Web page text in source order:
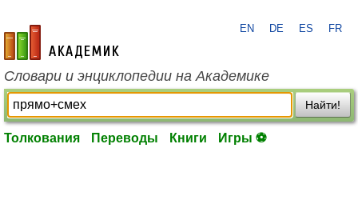
academic.ru
EN DE ES FR
Словари и энциклопедии на Академике
Найти!
Толкования Переводы Книги Игры ⚽